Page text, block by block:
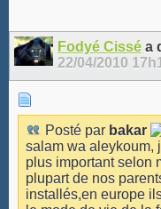
Fodyé Cissé a
22/04/2010
Posté par bakar
salam wa aleykoum,
plus important selon
plupart de nos
installés,en europe